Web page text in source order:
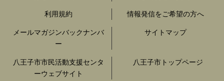
利用規約 情報発信をご希望の方へ
メールマガジンバックナンバ
ー
サイトマップ
八王子市市民活動支援センタ
ーウェブサイト
八王子市トップページ